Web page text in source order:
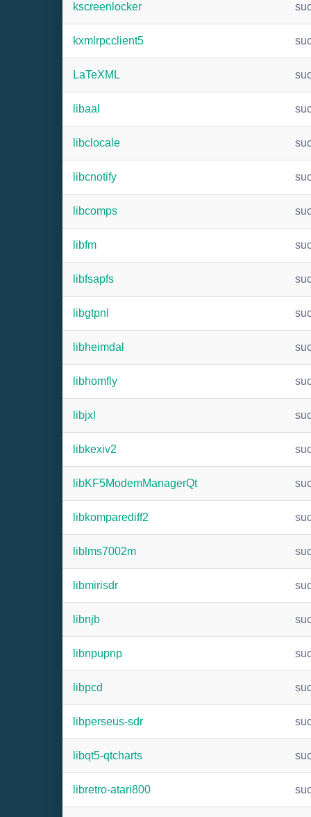
kscreenlocker
kxmlrpcclient5
LaTeXML
libaal
libclocale
libcnotify
libcomps
libfm
libfsapfs
libgtpnl
libheimdal
libhomfly
libjxl
libkexiv2
libKF5ModemManagerQt
libkomparediff2
liblms7002m
libmirisdr
libnjb
libnpupnp
libpcd
libperseus-sdr
libqt5-qtcharts
libretro-atari800